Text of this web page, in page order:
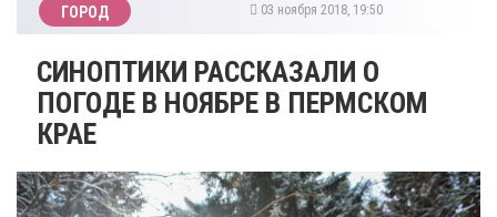
ГОРОД 03 ноября 2018, 19:50
​СИНОПТИКИ РАССКАЗАЛИ О
ПОГОДЕ В НОЯБРЕ В ПЕРМСКОМ
КРАЕ